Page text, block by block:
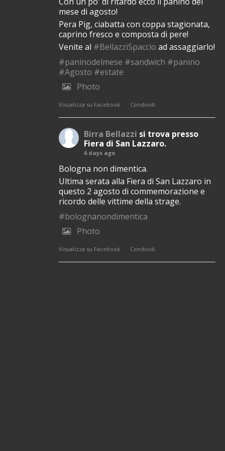
mese di agosto!
Pera Pig, ciabatta con coppa stagionata,
caprino fresco e composta di pere!
Venite al #BellazziSpaccio ad assaggiarlo!
#paninodelmese #sandwich #panino
#Agosto #estate
Photo
Visualizza su Facebook Condividi
Birra Bellazzi si trova presso
Fiera di San Lazzaro.
6 days ago
Bologna non dimentica.
Ultima serata alla Fiera di San Lazzaro in
questo 2 agosto di commemorazione e
ricordo delle vittime della strage.
#bolognanondimentica
Photo
Visualizza su Facebook Condividi